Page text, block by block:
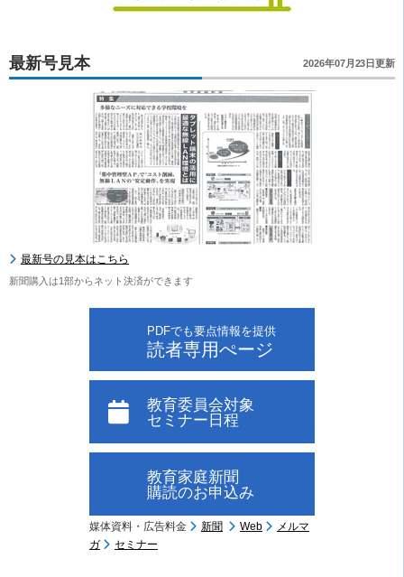
最新号見本 2026年07月23日更新
最新号の見本はこちら
新聞購入は1部からネット決済ができます
PDFでも要点情報を提供
読者専用ぺージ
教育委員会対象
セミナー日程
教育家庭新聞
購読のお申込み
媒体資料・広告料金 新聞 Web
メルマ
ガ
セミナー